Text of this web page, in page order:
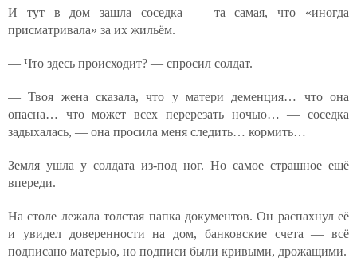
И тут в дом зашла соседка — та самая, что «иногда
присматривала» за их жильём.
— Что здесь происходит? — спросил солдат.
— Твоя жена сказала, что у матери деменция… что она
опасна… что может всех перерезать ночью… — соседка
задыхалась, — она просила меня следить… кормить…
Земля ушла у солдата из-под ног. Но самое страшное ещё
впереди.
На столе лежала толстая папка документов. Он распахнул её
и увидел доверенности на дом, банковские счета — всё
подписано матерью, но подписи были кривыми, дрожащими.